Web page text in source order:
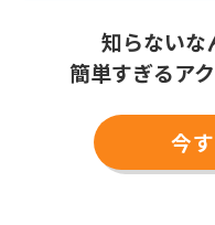
知らないな
簡単すぎるア
今